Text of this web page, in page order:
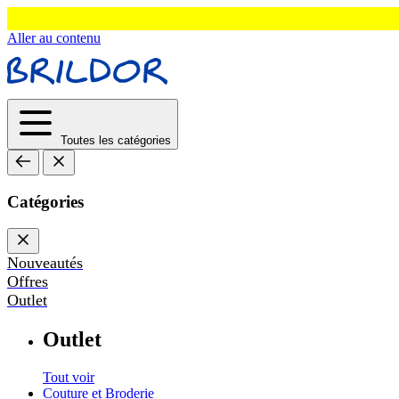
Aller au contenu
Toutes les catégories
Catégories
Nouveautés
Offres
Outlet
Outlet
Tout voir
Couture et Broderie